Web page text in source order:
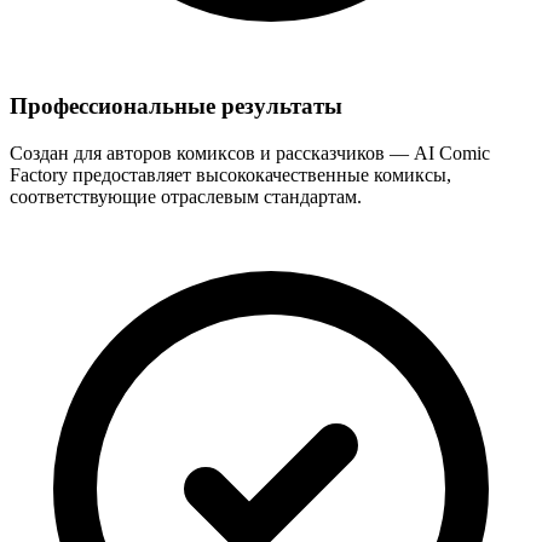
Профессиональные результаты
Создан для авторов комиксов и рассказчиков — AI Comic
Factory предоставляет высококачественные комиксы,
соответствующие отраслевым стандартам.